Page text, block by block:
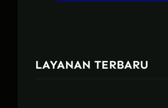
LAYANAN TERBARU